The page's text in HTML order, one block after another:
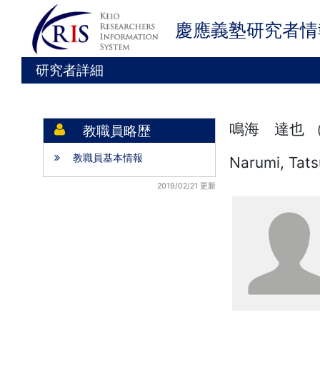
慶應義塾研究者
研究者詳細
教職員略歴
教職員基本情報
2019/02/21 更新
鳴海 達也
Narumi,